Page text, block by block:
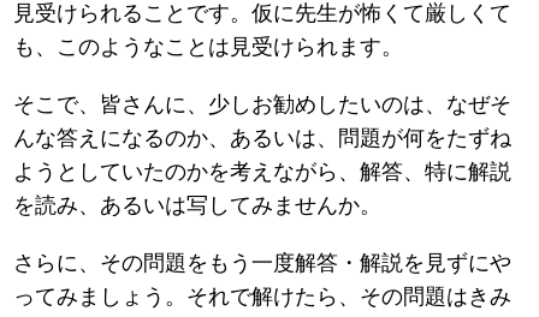
見受けられることです。仮に先生が怖くて厳しくて
も、このようなことは見受けられます。
そこで、皆さんに、少しお勧めしたいのは、なぜそ
んな答えになるのか、あるいは、問題が何をたずね
ようとしていたのかを考えながら、解答、特に解説
を読み、あるいは写してみませんか。
さらに、その問題をもう一度解答・解説を見ずにや
ってみましょう。それで解けたら、その問題はきみ